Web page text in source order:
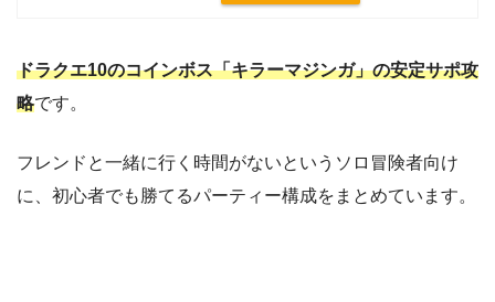
ドラクエ10のコインボス「キラーマジンガ」の安定サポ攻
略です。
フレンドと一緒に行く時間がないというソロ冒険者向け
に、初心者でも勝てるパーティー構成をまとめています。